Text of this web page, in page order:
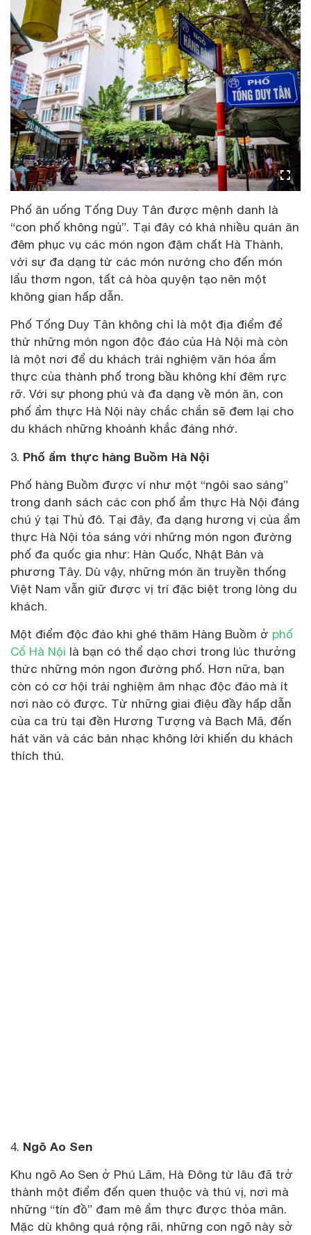
Phố ăn uống Tống Duy Tân được mệnh danh là
“con phố không ngủ”. Tại đây có khá nhiều quán ăn
đêm phục vụ các món ngon đậm chất Hà Thành,
với sự đa dạng từ các món nướng cho đến món
lẩu thơm ngon, tất cả hòa quyện tạo nên một
không gian hấp dẫn.
Phố Tống Duy Tân không chỉ là một địa điểm để
thử những món ngon độc đáo của Hà Nội mà còn
là một nơi để du khách trải nghiệm văn hóa ẩm
thực của thành phố trong bầu không khí đêm rực
rỡ. Với sự phong phú và đa dạng về món ăn, con
phố ẩm thực Hà Nội này chắc chắn sẽ đem lại cho
du khách những khoảnh khắc đáng nhớ.
3. Phố ẩm thực hàng Buồm Hà Nội
Phố hàng Buồm được ví như một “ngôi sao sáng”
trong danh sách các con phố ẩm thực Hà Nội đáng
chú ý tại Thủ đô. Tại đây, đa dạng hương vị của ẩm
thực Hà Nội tỏa sáng với những món ngon đường
phố đa quốc gia như: Hàn Quốc, Nhật Bản và
phương Tây. Dù vậy, những món ăn truyền thống
Việt Nam vẫn giữ được vị trí đặc biệt trong lòng du
khách.
Một điểm độc đáo khi ghé thăm Hàng Buồm ở phố
Cổ Hà Nội là bạn có thể dạo chơi trong lúc thưởng
thức những món ngon đường phố. Hơn nữa, bạn
còn có cơ hội trải nghiệm âm nhạc độc đáo mà ít
nơi nào có được. Từ những giai điệu đầy hấp dẫn
của ca trù tại đền Hương Tượng và Bạch Mã, đến
hát văn và các bản nhạc không lời khiến du khách
thích thú.
4. Ngõ Ao Sen
Khu ngõ Ao Sen ở Phú Lãm, Hà Đông từ lâu đã trở
thành một điểm đến quen thuộc và thú vị, nơi mà
những “tín đồ” đam mê ẩm thực được thỏa mãn.
Mặc dù không quá rộng rãi, những con ngõ này sở